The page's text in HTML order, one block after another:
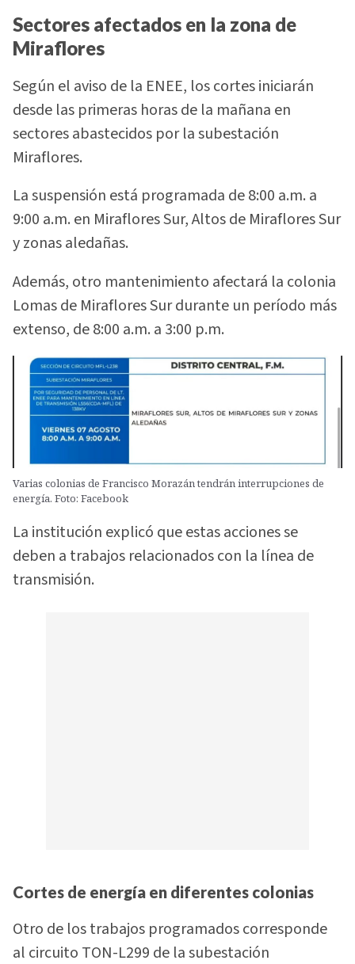
Sectores afectados en la zona de
Miraflores
Según el aviso de la ENEE, los cortes iniciarán
desde las primeras horas de la mañana en
sectores abastecidos por la subestación
Miraflores.
La suspensión está programada de 8:00 a.m. a
9:00 a.m. en Miraflores Sur, Altos de Miraflores Sur
y zonas aledañas.
Además, otro mantenimiento afectará la colonia
Lomas de Miraflores Sur durante un período más
extenso, de 8:00 a.m. a 3:00 p.m.
Varias colonias de Francisco Morazán tendrán interrupciones de
energía. Foto: Facebook
La institución explicó que estas acciones se
deben a trabajos relacionados con la línea de
transmisión.
Cortes de energía en diferentes colonias
Otro de los trabajos programados corresponde
al circuito TON-L299 de la subestación